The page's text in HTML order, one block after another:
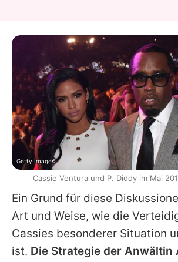
Ein Grund für diese
Art und Weise, wie die
Cassies besonderer Situation
ist. Die Strategie der Anwältin
Getty Images
Cassie Ventura und P. Diddy im Mai